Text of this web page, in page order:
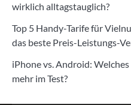
wirklich alltagstauglich?
Top 5 Handy-Tarife für
das beste Preis-Leistungs-
iPhone vs. Android:
mehr im Test?